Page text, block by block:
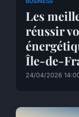
Les
réussir
Île-de-
24/04/2026 14:00